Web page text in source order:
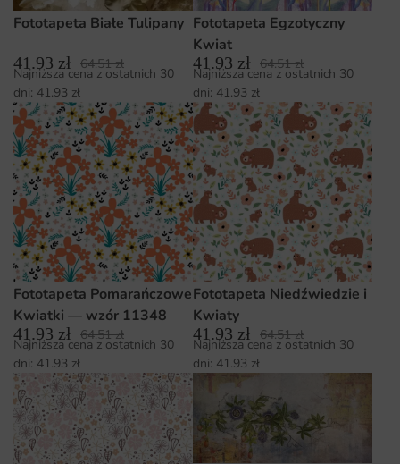
Fototapeta Białe Tulipany
41.93 zł 64.51zł
Najniższa cena z ostatnich 30
dni: 41.93 zł
Fototapeta Egzotyczny
Kwiat
41.93 zł 64.51zł
Najniższa cena z ostatnich 30
dni: 41.93 zł
Fototapeta Pomarańczowe
Kwiatki — wzór 11348
41.93 zł 64.51zł
Najniższa cena z ostatnich 30
dni: 41.93 zł
Fototapeta Niedźwiedzie i
Kwiaty
41.93 zł 64.51zł
Najniższa cena z ostatnich 30
dni: 41.93 zł